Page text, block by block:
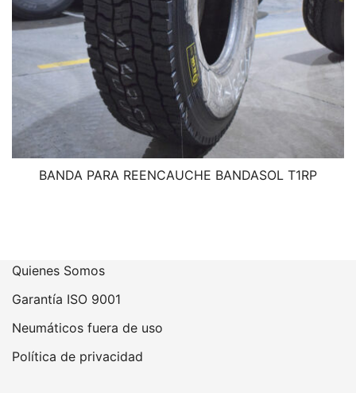
BANDA PARA REENCAUCHE BANDASOL T1RP
Quienes Somos
Garantía ISO 9001
Neumáticos fuera de uso
Política de privacidad